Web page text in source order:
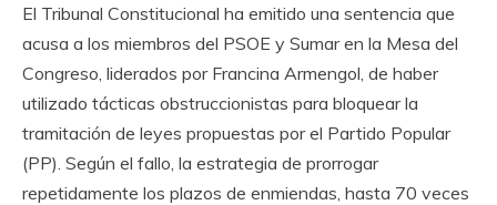
El Tribunal Constitucional ha emitido una sentencia que
acusa a los miembros del PSOE y Sumar en la Mesa del
Congreso, liderados por Francina Armengol, de haber
utilizado tácticas obstruccionistas para bloquear la
tramitación de leyes propuestas por el Partido Popular
(PP). Según el fallo, la estrategia de prorrogar
repetidamente los plazos de enmiendas, hasta 70 veces